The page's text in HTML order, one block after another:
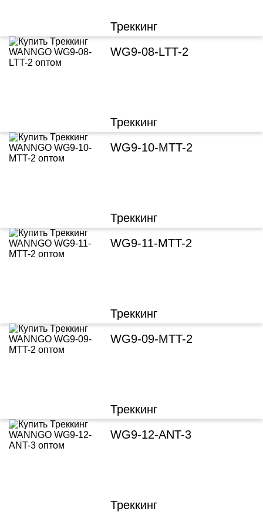
Треккинг
WG9-08-LTT-2
Треккинг
WG9-10-MTT-2
Треккинг
WG9-11-MTT-2
Треккинг
WG9-09-MTT-2
Треккинг
WG9-12-ANT-3
Треккинг